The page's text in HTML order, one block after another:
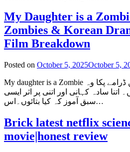
My Daughter is a
Zombies & Korean
Film Breakdown
Posted on October 5, 2025October 5,
My daughter is a Zombie فلم کا تعارف کورین فلمیں ڈرامے پکا وہ
اتنا سادہ کہانی اور اتنی پر اثر ایسی
سبق آموز کہ کیا بتائوں۔اس…
Brick latest netflix
movie|honest review